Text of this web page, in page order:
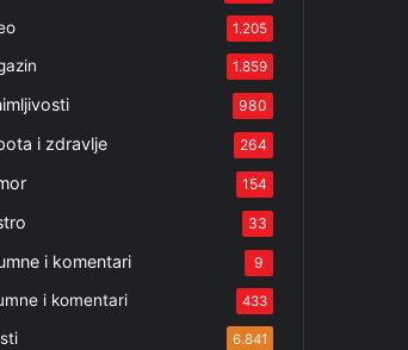
1.205
1.859
980
i zdravlje 264
154
33
i komentari 9
i komentari 433
6.841